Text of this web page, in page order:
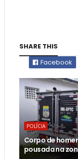
SHARE THIS
Facebook
POLÍCIA
Corpo de
pousada na